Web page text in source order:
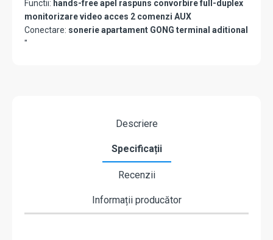
Functii: hands-free apel raspuns convorbire full-duplex
monitorizare video acces 2 comenzi AUX
Conectare: sonerie apartament GONG terminal aditional
"
Descriere
Specificații
Recenzii
Informații producător